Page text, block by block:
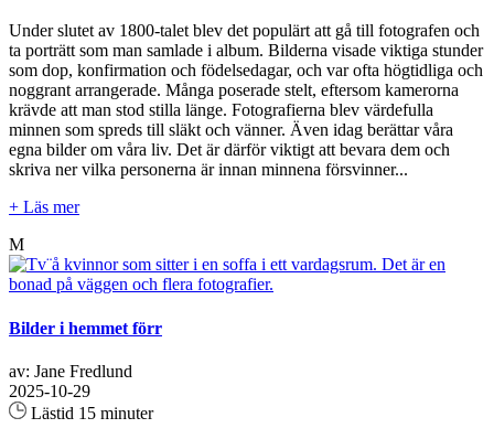
Under slutet av 1800-talet blev det populärt att gå till fotografen och
ta porträtt som man samlade i album. Bilderna visade viktiga stunder
som dop, konfirmation och födelsedagar, och var ofta högtidliga och
noggrant arrangerade. Många poserade stelt, eftersom kamerorna
krävde att man stod stilla länge. Fotografierna blev värdefulla
minnen som spreds till släkt och vänner. Även idag berättar våra
egna bilder om våra liv. Det är därför viktigt att bevara dem och
skriva ner vilka personerna är innan minnena försvinner...
+ Läs mer
M
Bilder i hemmet förr
av: Jane Fredlund
2025-10-29
Lästid 15 minuter